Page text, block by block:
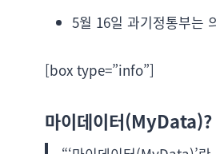
5월 16일 과기정통부는
[box type=”info”]
마이데이터(MyData)?